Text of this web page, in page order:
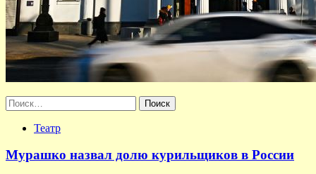
Найти:
Театр
Мурашко назвал долю курильщиков в России